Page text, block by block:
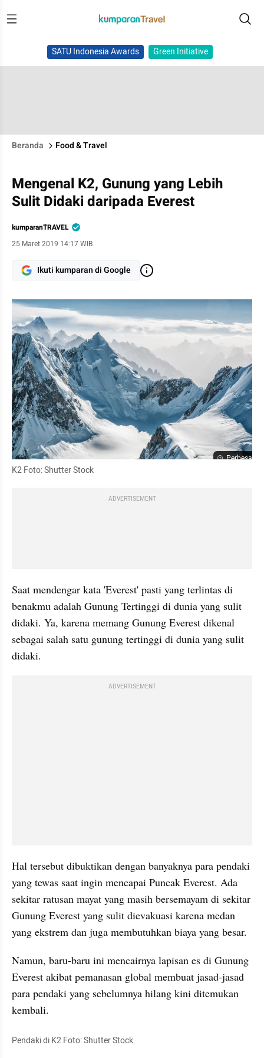
SATU Indonesia Awards Green Initiative
Beranda Food & Travel
Mengenal K2, Gunung yang Lebih
Sulit Didaki daripada Everest
kumparanTRAVEL
25 Maret 2019 14:17 WIB
Ikuti kumparan di Google
Perbesar
K2 Foto: Shutter Stock
ADVERTISEMENT
Saat mendengar kata 'Everest' pasti yang terlintas di
benakmu adalah Gunung Tertinggi di dunia yang sulit
didaki. Ya, karena memang Gunung Everest dikenal
sebagai salah satu gunung tertinggi di dunia yang sulit
didaki.
ADVERTISEMENT
Hal tersebut dibuktikan dengan banyaknya para pendaki
yang tewas saat ingin mencapai Puncak Everest. Ada
sekitar ratusan mayat yang masih bersemayam di sekitar
Gunung Everest yang sulit dievakuasi karena medan
yang ekstrem dan juga membutuhkan biaya yang besar.
Namun, baru-baru ini mencairnya lapisan es di Gunung
Everest akibat pemanasan global membuat jasad-jasad
para pendaki yang sebelumnya hilang kini ditemukan
kembali.
Pendaki di K2 Foto: Shutter Stock